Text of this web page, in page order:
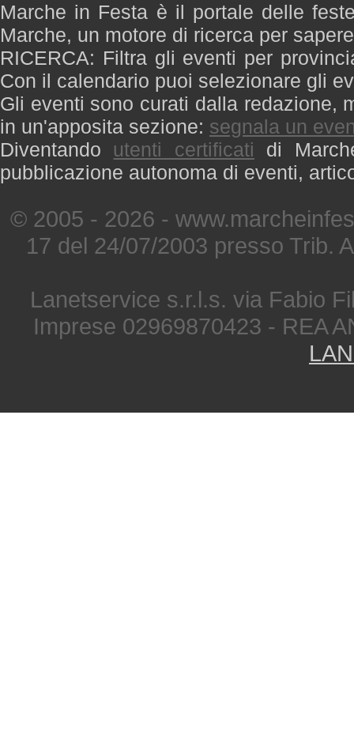
Marche in Festa è il portale delle
Marche, un motore di ricerca per
RICERCA: Filtra gli eventi per
Con il calendario puoi selezionare gli
Gli eventi sono curati dalla redazione,
in un'apposita sezione: segnala un
Diventando utenti certificati di
pubblicazione autonoma di eventi,
© 2005 - 2026 -
17 del 24/07/2003 presso Trib.
Lanetservice s.r.l.s. via Fabio
Imprese 02969870423 - REA